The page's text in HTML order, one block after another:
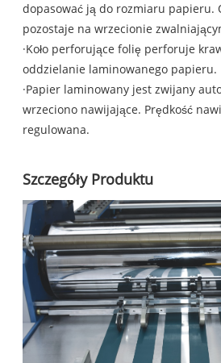
dopasować ją do rozmiaru papieru.
pozostaje na wrzecionie
·Koło perforujące folię perforuje
oddzielanie laminowanego papieru.
·Papier laminowany jest zwijany
wrzeciono nawijające. Prędkość
regulowana.
Szczegóły Produktu